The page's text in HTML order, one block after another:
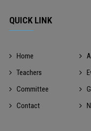
QUICK LINK
Home
Teachers
Committee
Contact